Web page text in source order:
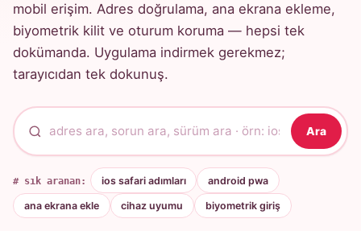
mobil erişim. Adres doğrulama, ana ekrana ekleme,
biyometrik kilit ve oturum koruma — hepsi tek
dokümanda. Uygulama indirmek gerekmez;
tarayıcıdan tek dokunuş.
Ara
# sık aranan: ios safari adımları android pwa
ana ekrana ekle cihaz uyumu biyometrik giriş